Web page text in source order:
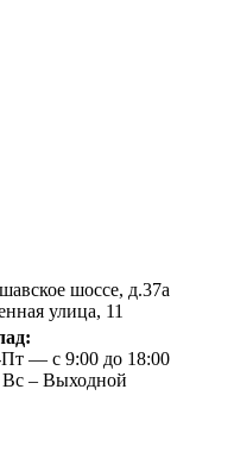
шоссе, д.37а
улица, 11
— с 9:00 до 18:00
– Выходной